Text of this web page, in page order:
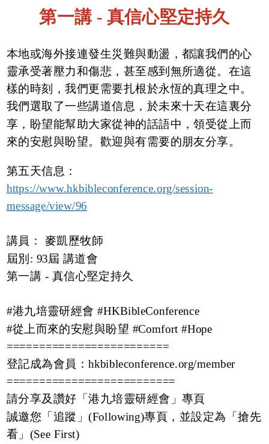
第一講 - 真信心堅定持久
本地或海外接連發生災難與動盪，都讓我們的心
靈承受著壓力和傷悲，甚至感到無所適從。在這
樣的時刻，我們更需要扎根於永恆的真理之中。
我們選取了一些講道信息，於未來十天在這裏分
享，盼望能幫助大家從神的話語中，領受從上而
來的安慰與盼望。歡迎與有需要的朋友分享。
第五天信息：
https://www.hkbibleconference.org/session-
message/view/96
講員： 麥凱歷牧師
屆別: 93屆 講道會
第一講 - 真信心堅定持久
#港九培靈研經會 #HKBibleConference
#從上而來的安慰與盼望 #Comfort #Hope
=========================
登記成為會員：hkbibleconference.org/member
==========================
請分享及讚好「港九培靈研經會」專頁
誠邀您「追蹤」(Following)專頁，並設定為「搶先
看」(See First)